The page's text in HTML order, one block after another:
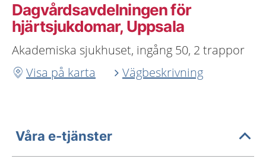
Dagvårdsavdelningen för
hjärtsjukdomar, Uppsala
Akademiska sjukhuset, ingång 50, 2 trappor
Visa på karta
Vägbeskrivning
Våra e-tjänster